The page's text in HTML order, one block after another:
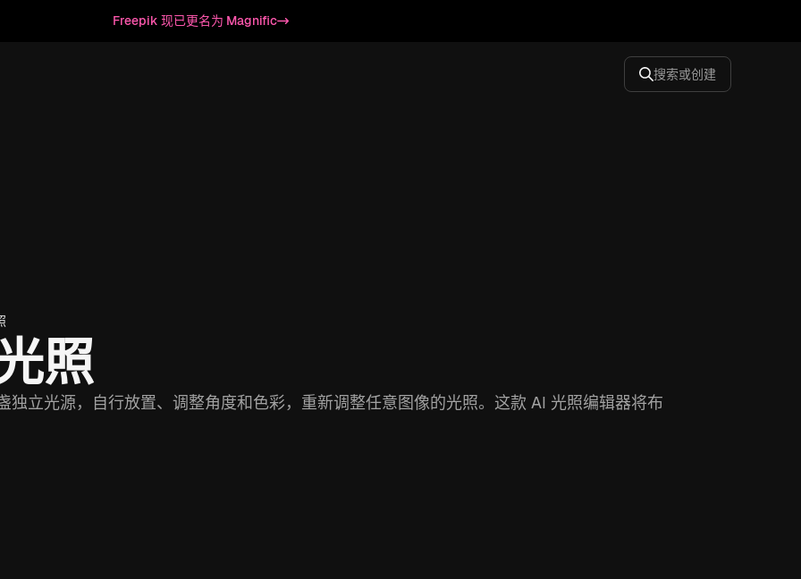
Freepik 现已更名为 Magnific
搜索或创建
照
独立光源，自行放置、调整角度和色彩，重新调整任意图像的光照。这款 AI 光照编辑器将布